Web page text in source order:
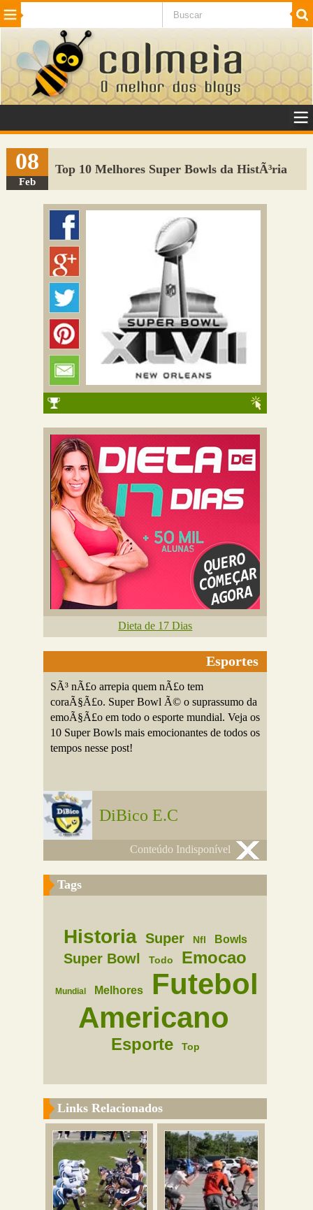
Beleza Cinema e TV
Internet Jogos NotÃ­cias SaÃºde
VeÃ­culos Adulto
Sugerir Link
Adicionar Blog
Colmeia Exchange
08
Feb
Top 10 Melhores Super Bowls da HistÃ³ria
Dieta de 17 Dias
Esportes
SÃ³ nÃ£o arrepia quem nÃ£o tem
coraÃ§Ã£o. Super Bowl Ã© o suprassumo da
emoÃ§Ã£o em todo o esporte mundial. Veja os
10 Super Bowls mais emocionantes de todos os
tempos nesse post!
DiBico E.C
Conteúdo Indisponível
Tags
Historia Super Nfl Bowls
Super Bowl Todo Emocao
Mundial Melhores
Futebol
Americano
Esporte Top
Links Relacionados